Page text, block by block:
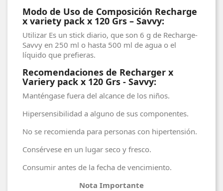
Modo de Uso de Composición Recharge
x variety pack x 120 Grs – Savvy:
Utilizar Es un stick diario, que son 6 g de Recharge-
Savvy en 250 ml o hasta 500 ml de agua o el
líquido que prefieras.
Recomendaciones de Recharger x
Variery pack x 120 Grs - Savvy:
Manténgase fuera del alcance de los niños.
Hipersensibilidad a alguno de sus componentes.
No se recomienda para personas con hipertensión.
Consérvese en un lugar seco y fresco.
Consumir antes de la fecha de vencimiento.
Nota Importante